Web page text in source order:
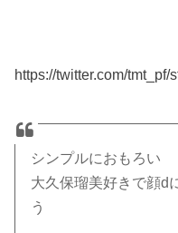
https://twitter.com/
シンプルにおもろい
大久保瑠美好きで顔d
う